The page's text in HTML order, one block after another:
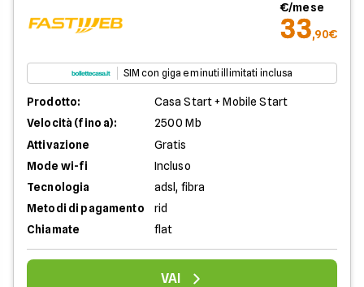
€/mese
33,90€
SIM con giga e minuti illimitati inclusa
Prodotto:
Casa Start + Mobile Start
Velocità (fino a):
2500 Mb
Attivazione
Gratis
Mode wi-fi
Incluso
Tecnologia
adsl, fibra
Metodi di pagamento
rid
Chiamate
flat
VAI